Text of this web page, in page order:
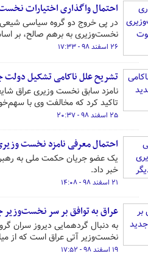
احتمال واگذاری اختیارات
در پی خروج دو گروه سیاسی شیعی
نخست‌وزیری به برهم صالح، بر
۲۶ اسفند ۹۸ - ۱۷:۳۳
تشریح علل ناکامی تشکیل دولت
نامزد سابق نخست وزیری عراق
تاکید کرد که مخالفت وی با
۲۵ اسفند ۹۸ - ۲۰:۳۷
احتمال معرفی نامزد نخست
یک عضو جریان حکمت ملی به
خبر داد.
۲۱ اسفند ۹۸ - ۱۴:۰۸
عراق به‌ توافق بر سر
به دنبال گردهمایی دیروز سران
نخست‌وزیر آتی عراق است که از
۱۹ اسفند ۹۸ - ۱۷:۵۲